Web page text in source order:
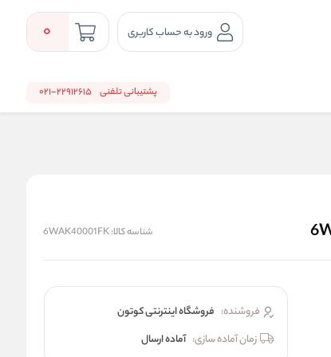
ورود به حساب کاربری 0
پشتیبانی تلفنی 22912615-021
شناسه کالا:6WAK40001FK
فروشنده: فروشگاه اینترنتی کوتون
زمان آماده سازی: آماده ارسال